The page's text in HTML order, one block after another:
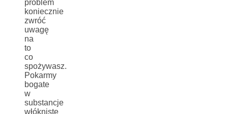
problem
koniecznie
zwróć
uwagę
na
to
co
spożywasz.
Pokarmy
bogate
w
substancje
włókniste